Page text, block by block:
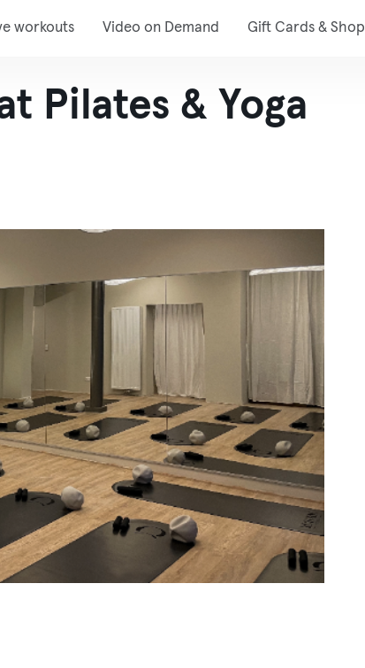
workouts Video on Demand Gift Cards & Shop
Pilates & Yoga